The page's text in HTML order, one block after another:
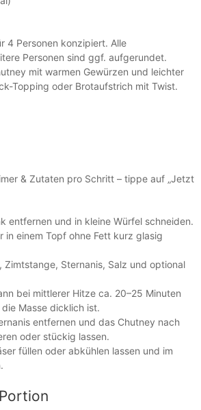
4 Personen konzipiert. Alle
Personen sind ggf. aufgerundet.
mit warmen Gewürzen und leichter
Topping oder Brotaufstrich mit Twist.
& Zutaten pro Schritt – tippe auf „Jetzt
entfernen und in kleine Würfel schneiden.
in einem Topf ohne Fett kurz glasig
Zimtstange, Sternanis, Salz und optional
bei mittlerer Hitze ca. 20–25 Minuten
Masse dicklich ist.
entfernen und das Chutney nach
oder stückig lassen.
füllen oder abkühlen lassen und im